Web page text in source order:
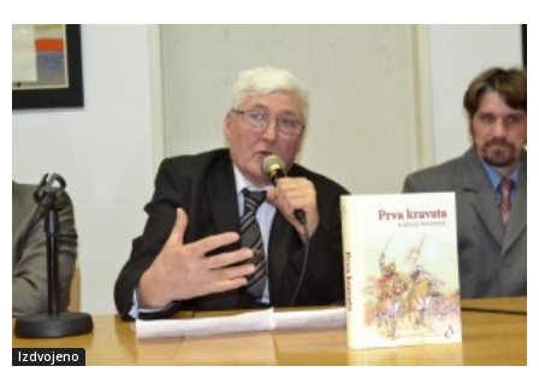
Izdvojeno